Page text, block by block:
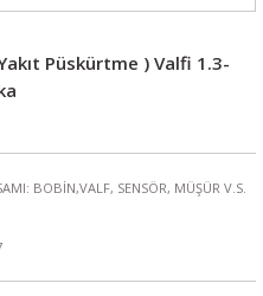
Püskürtme ) Valfi 1.3-
BOBİN,VALF, SENSÖR, MÜŞÜR V.S.